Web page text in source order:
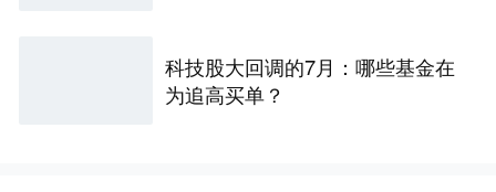
科技股大回调的7月：哪些基金在
为追高买单？